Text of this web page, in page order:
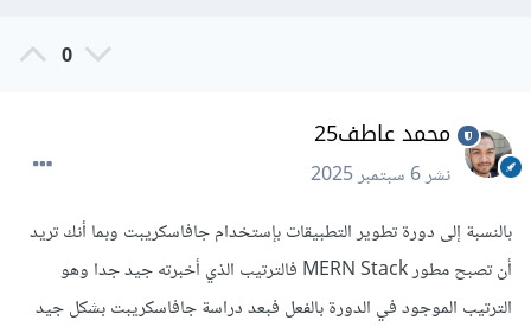
0
محمد عاطف25
نشر6 سبتمبر 2025
بالنسبة إلى دورة تطوير التطبيقات بإستخدام جافاسكريبت وبما أنك تريد
أن تصبح مطور MERN Stack فالترتيب الذي أخبرته جيد جدا وهو
الترتيب الموجود في الدورة بالفعل فبعد دراسة جافاسكريبت بشكل جيد